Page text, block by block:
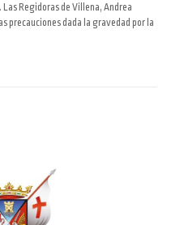
Las Regidoras de Villena, Andrea
precauciones dada la gravedad por la